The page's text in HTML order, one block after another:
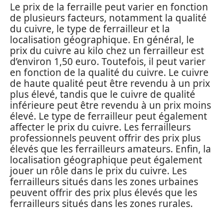
Le prix de la ferraille peut varier en fonction
de plusieurs facteurs, notamment la qualité
du cuivre, le type de ferrailleur et la
localisation géographique. En général, le
prix du cuivre au kilo chez un ferrailleur est
d’environ 1,50 euro. Toutefois, il peut varier
en fonction de la qualité du cuivre. Le cuivre
de haute qualité peut être revendu à un prix
plus élevé, tandis que le cuivre de qualité
inférieure peut être revendu à un prix moins
élevé. Le type de ferrailleur peut également
affecter le prix du cuivre. Les ferrailleurs
professionnels peuvent offrir des prix plus
élevés que les ferrailleurs amateurs. Enfin, la
localisation géographique peut également
jouer un rôle dans le prix du cuivre. Les
ferrailleurs situés dans les zones urbaines
peuvent offrir des prix plus élevés que les
ferrailleurs situés dans les zones rurales.